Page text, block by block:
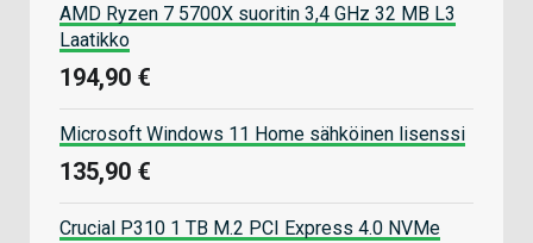
AMD Ryzen 7 5700X suoritin 3,4 GHz 32 MB L3
Laatikko
194,90 €
Microsoft Windows 11 Home sähköinen lisenssi
135,90 €
Crucial P310 1 TB M.2 PCI Express 4.0 NVMe